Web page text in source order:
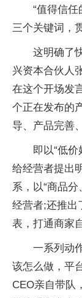
“值得信任
三个关键词，
这明确了
兴资本合伙人
在这个开场发
个正在发布的
导、产品完善
即以“低
给经营者提出
系，以“商品
经营者;还推出
表，打通商家
一系列动
该怎么做，平
CEO亲自带队